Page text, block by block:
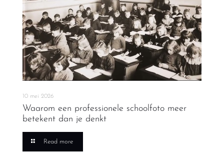
10 mei 2026
Waarom een professionele schoolfoto meer
betekent dan je denkt
Read more